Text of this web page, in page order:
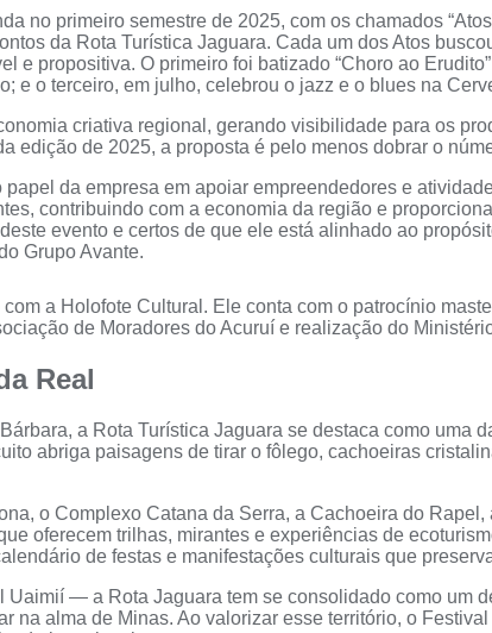
no primeiro semestre de 2025, com os chamados
da Rota Turística Jaguara. Cada um dos Atos
e propositiva. O primeiro foi batizado “Choro ao
e o terceiro, em julho, celebrou o jazz e o blues na
criativa regional, gerando visibilidade para os
edição de 2025, a proposta é pelo menos dobrar o
da empresa em apoiar empreendedores e
contribuindo com a economia da região e
evento e certos de que ele está alinhado ao
Grupo Avante.
a Holofote Cultural. Ele conta com o patrocínio
de Moradores do Acuruí e realização do
Real
a Rota Turística Jaguara se destaca como uma
abriga paisagens de tirar o fôlego, cachoeiras
o Complexo Catana da Serra, a Cachoeira do
oferecem trilhas, mirantes e experiências de
de festas e manifestações culturais que
— a Rota Jaguara tem se consolidado como um
na alma de Minas. Ao valorizar esse território, o